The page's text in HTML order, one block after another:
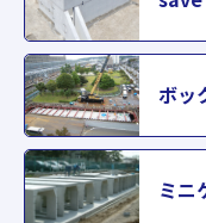
ボッ
ミニ